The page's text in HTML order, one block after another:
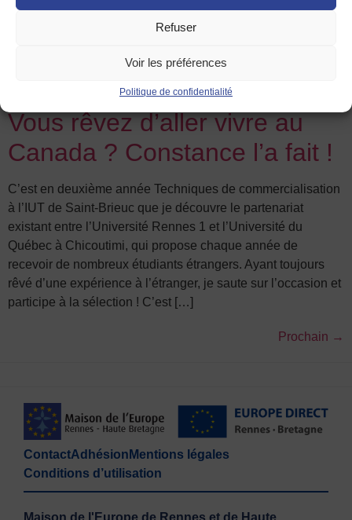
Refuser
Voir les préférences
Politique de confidentialité
DE 10H A 14H : LES INSCRIPTIONS SONT OUVERTES !
Partez à la recherche de l’étoile perdue, tombée du drapeau
la recherche de l’étoile perdue » arrive à Châteaubourg. Le
Vous rêvez d’aller vivre au
Canada ? Constance l’a fait !
C’est en deuxième année Techniques de commercialisation
à l’IUT de Saint-Brieuc que je découvre le partenariat
existant entre l’Université Rennes 1 et l’Université du
Québec à Chicoutimi, qui propose chaque année de
recevoir de nombreux étudiants étrangers. Ayant toujours
rêvé d’une expérience à l’étranger, je saute sur l’occasion et
participe à la sélection ! C’est […]
Prochain →
ContactAdhésion Mentions légales
Conditions d’utilisation